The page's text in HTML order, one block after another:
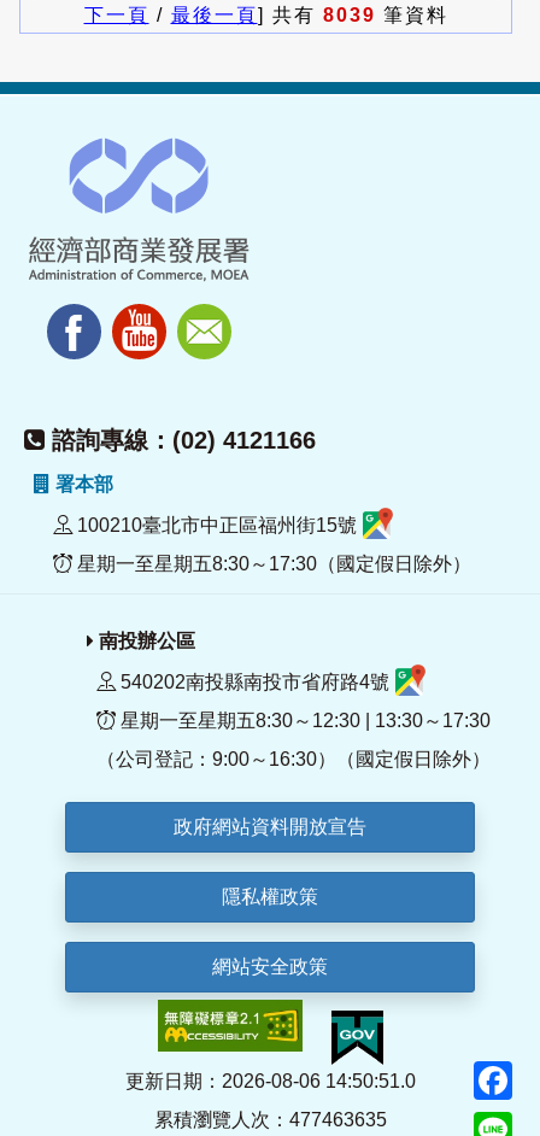
下一頁 / 最後一頁] 共有 8039 筆資料
諮詢專線：(02) 4121166
署本部
100210臺北市中正區福州街15號
星期一至星期五8:30～17:30（國定假日除外）
南投辦公區
540202南投縣南投市省府路4號
星期一至星期五8:30～12:30 | 13:30～17:30
（公司登記：9:00～16:30）（國定假日除外）
政府網站資料開放宣告
隱私權政策
網站安全政策
更新日期：2026-08-06 14:50:51.0
累積瀏覽人次：477463635